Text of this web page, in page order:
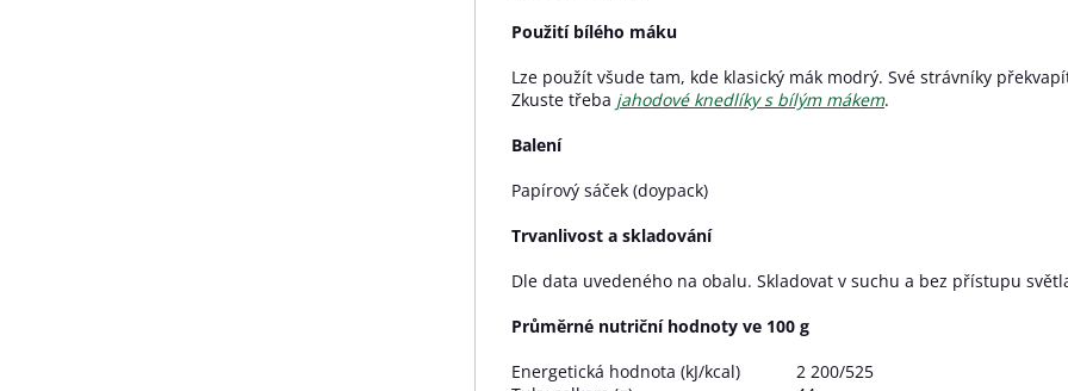
Použití bílého máku
Lze použít všude tam, kde klasický mák modrý. Své strávníky
Zkuste třeba jahodové knedlíky s bílým mákem.
Balení
Papírový sáček (doypack)
Trvanlivost a skladování
Dle data uvedeného na obalu. Skladovat v suchu a bez přístupu
Průměrné nutriční hodnoty ve 100 g
Energetická hodnota (kJ/kcal)
2 200/525